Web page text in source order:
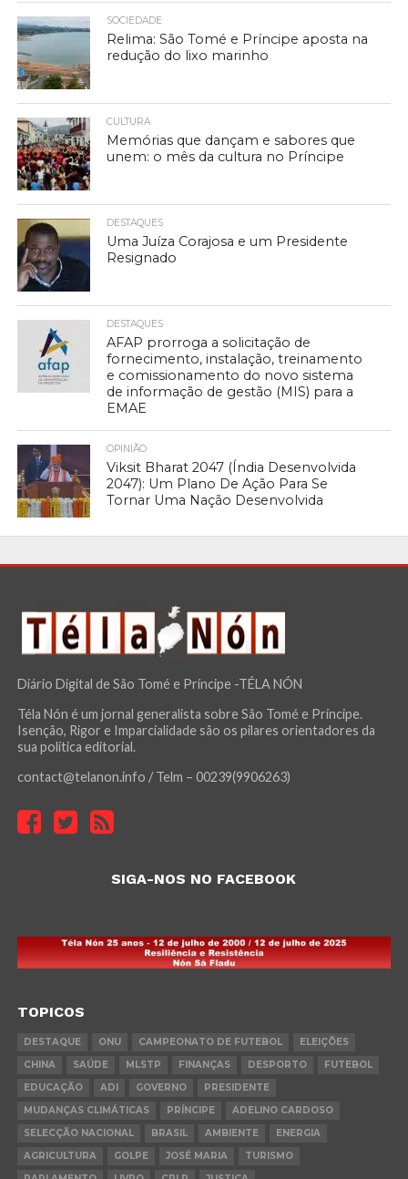
SOCIEDADE
Relima: São Tomé e Príncipe aposta na
redução do lixo marinho
CULTURA
Memórias que dançam e sabores que
unem: o mês da cultura no Príncipe
DESTAQUES
Uma Juíza Corajosa e um Presidente
Resignado
DESTAQUES
AFAP prorroga a solicitação de
fornecimento, instalação, treinamento
e comissionamento do novo sistema
de informação de gestão (MIS) para a
EMAE
OPINIÃO
Viksit Bharat 2047 (Índia Desenvolvida
2047): Um Plano De Ação Para Se
Tornar Uma Nação Desenvolvida
Diário Digital de São Tomé e Príncipe -TÉLA NÓN
Téla Nón é um jornal generalista sobre São Tomé e Príncipe.
Isenção, Rigor e Imparcialidade são os pilares orientadores da
sua política editorial.
contact@telanon.info / Telm – 00239(9906263)
SIGA-NOS NO FACEBOOK
TOPICOS
DESTAQUE ONU CAMPEONATO DE FUTEBOL
ELEIÇÕES
CHINA
SAÚDE MLSTP FINANÇAS DESPORTO
FUTEBOL
EDUCAÇÃO
ADI GOVERNO
PRESIDENTE
MUDANÇAS CLIMÁTICAS
PRÍNCIPE
ADELINO CARDOSO
SELECÇÃO NACIONAL
BRASIL AMBIENTE
ENERGIA
AGRICULTURA
GOLPE JOSÉ MARIA
TURISMO